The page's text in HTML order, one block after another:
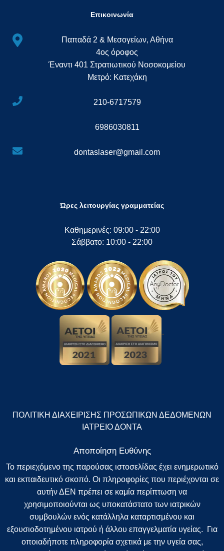
Επικοινωνία
Παπαδά 2 & Μεσογείων, Αθήνα
4ος όροφος
Έναντι 401 Στρατιωτικού Νοσοκομείου
Μετρό: Κατεχάκη
210-6717579
6986030811
dontaslaser@gmail.com
Ώρες λειτουργίας γραμματείας
Καθημερινές: 09:00 - 22:00
Σάββατο: 10:00 - 22:00
"
ΠΟΛΙΤΙΚΗ ΔΙΑΧΕΙΡΙΣΗΣ ΠΡΟΣΩΠΙΚΩΝ ΔΕΔΟΜΕΝΩΝ
ΙΑΤΡΕΙΟ ΔΟΝΤΑ
Αποποίηση Ευθύνης
Το περιεχόμενο της παρούσας ιστοσελίδας έχει ενημερωτικό
και εκπαιδευτικό σκοπό. Οι πληροφορίες που περιέχονται σε
αυτήν ΔΕΝ πρέπει σε καμία περίπτωση να
χρησιμοποιούνται ως υποκατάστατο των ιατρικών
συμβουλών ενός κατάλληλα καταρτισμένου και
εξουσιοδοτημένου ιατρού ή άλλου επαγγελματία υγείας. Για
οποιαδήποτε πληροφορία σχετικά με την υγεία σας,